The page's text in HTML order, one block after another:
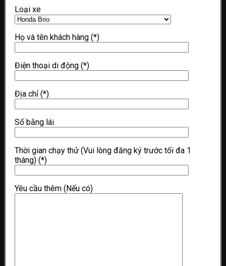
Loại xe
Họ và tên khách hàng (*)
Điện thoại di động (*)
Địa chỉ (*)
Số bằng lái
Thời gian chạy thử (Vui lòng đăng ký trước tối đa 1
tháng) (*)
Yêu cầu thêm (Nếu có)